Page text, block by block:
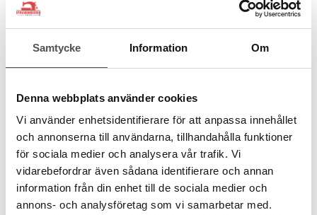
Samtycke Information Om
Denna webbplats använder cookies
Vi använder enhetsidentifierare för att anpassa innehållet
och annonserna till användarna, tillhandahålla funktioner
för sociala medier och analysera vår trafik. Vi
vidarebefordrar även sådana identifierare och annan
information från din enhet till de sociala medier och
annons- och analysföretag som vi samarbetar med.
DMC
DMC Mouliné Spécial fg 3853
6 trådar
8 meter
100% bomull
färgbeständigt
24 kr